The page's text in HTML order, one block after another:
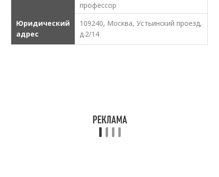
профессор
Юридический
адрес
109240, Москва, Устьинский проезд,
д.2/14